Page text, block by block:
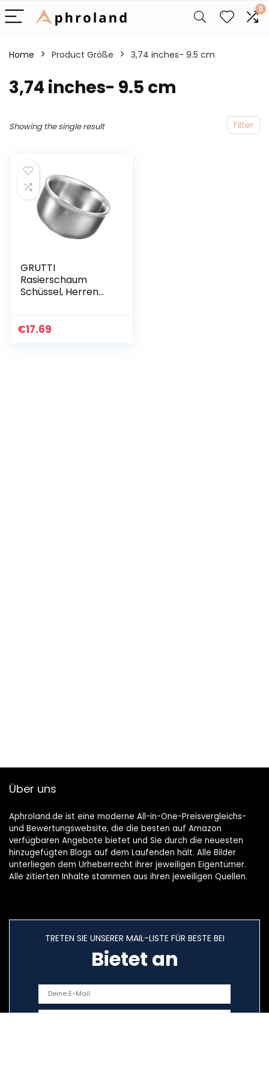
0
Home Product Größe 3,74 inches- 9.5 cm
3,74 inches- 9.5 cm
Filter
Showing the single result
GRUTTI
Rasierschaum
Schüssel, Herren
Glänzend
€17.69
Über uns
Aphroland.de ist eine moderne All-in-One-Preisvergleichs-
und Bewertungswebsite, die die besten auf Amazon
verfügbaren Angebote bietet und Sie durch die neuesten
hinzugefügten Blogs auf dem Laufenden hält. Alle Bilder
unterliegen dem Urheberrecht ihrer jeweiligen Eigentümer.
Alle zitierten Inhalte stammen aus ihren jeweiligen Quellen.
TRETEN SIE UNSERER MAIL-LISTE FÜR BESTE BEI
Bietet an